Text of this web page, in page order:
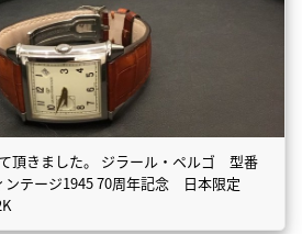
頂きました。 ジラール・ペルゴ 型番
ンテージ1945 70周年記念 日本限定